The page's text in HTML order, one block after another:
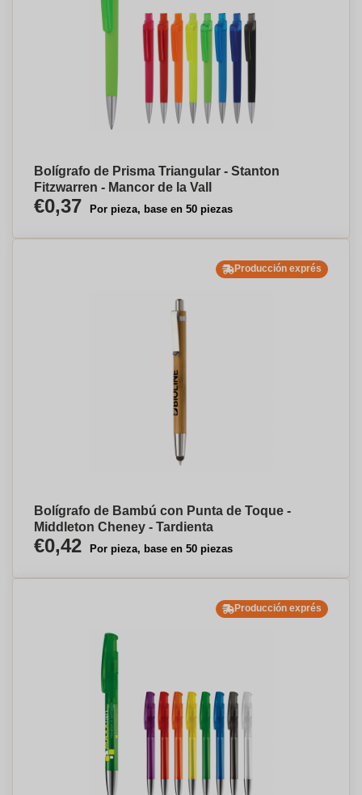
Bolígrafo de Prisma Triangular - Stanton
Fitzwarren - Mancor de la Vall
€0,37 Por pieza, base en 50 piezas
Producción exprés
Bolígrafo de Bambú con Punta de Toque -
Middleton Cheney - Tardienta
€0,42 Por pieza, base en 50 piezas
Producción exprés